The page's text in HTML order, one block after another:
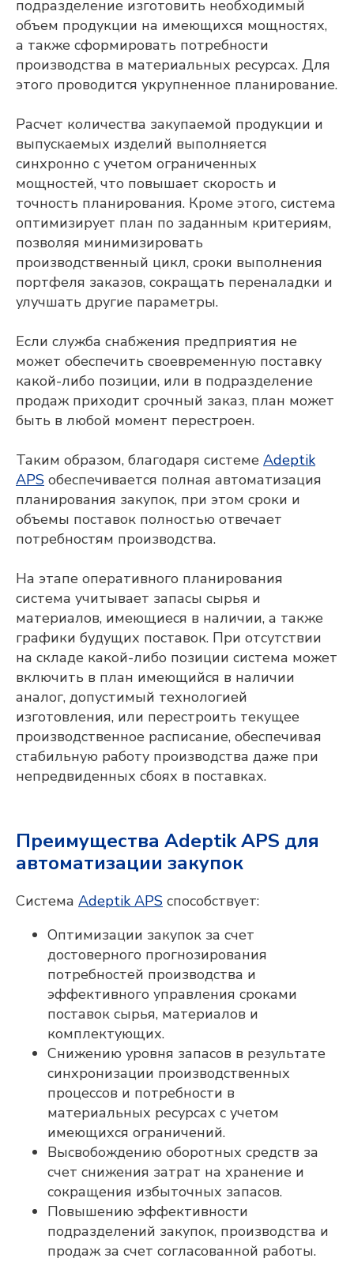
подразделение изготовить необходимый
объем продукции на имеющихся мощностях,
а также сформировать потребности
производства в материальных ресурсах. Для
этого проводится укрупненное планирование.
Расчет количества закупаемой продукции и
выпускаемых изделий выполняется
синхронно с учетом ограниченных
мощностей, что повышает скорость и
точность планирования. Кроме этого, система
оптимизирует план по заданным критериям,
позволяя минимизировать
производственный цикл, сроки выполнения
портфеля заказов, сокращать переналадки и
улучшать другие параметры.
Если служба снабжения предприятия не
может обеспечить своевременную поставку
какой-либо позиции, или в подразделение
продаж приходит срочный заказ, план может
быть в любой момент перестроен.
Таким образом, благодаря системе Adeptik
APS обеспечивается полная автоматизация
планирования закупок, при этом сроки и
объемы поставок полностью отвечает
потребностям производства.
На этапе оперативного планирования
система учитывает запасы сырья и
материалов, имеющиеся в наличии, а также
графики будущих поставок. При отсутствии
на складе какой-либо позиции система может
включить в план имеющийся в наличии
аналог, допустимый технологией
изготовления, или перестроить текущее
производственное расписание, обеспечивая
стабильную работу производства даже при
непредвиденных сбоях в поставках.
Преимущества Adeptik APS для
автоматизации закупок
Система Adeptik APS способствует:
Оптимизации закупок за счет
достоверного прогнозирования
потребностей производства и
эффективного управления сроками
поставок сырья, материалов и
комплектующих.
Снижению уровня запасов в результате
синхронизации производственных
процессов и потребности в
материальных ресурсах с учетом
имеющихся ограничений.
Высвобождению оборотных средств за
счет снижения затрат на хранение и
сокращения избыточных запасов.
Повышению эффективности
подразделений закупок, производства и
продаж за счет согласованной работы.
Adeptik APS
Современное решение класса APS
(Advanced Planning & Scheduling) для
объемно-календарного
и оперативного
производственного планирования
ПОДРОБНЕЕ
Оставьте контакты,
и мы свяжемся с
вами